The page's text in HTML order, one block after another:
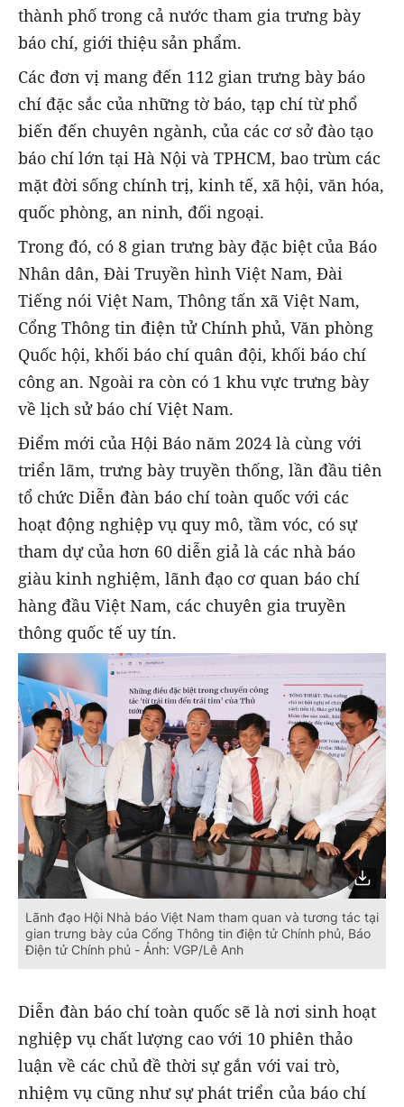
thành phố trong cả nước tham gia trưng bày
báo chí, giới thiệu sản phẩm.
Các đơn vị mang đến 112 gian trưng bày báo
chí đặc sắc của những tờ báo, tạp chí từ phổ
biến đến chuyên ngành, của các cơ sở đào tạo
báo chí lớn tại Hà Nội và TPHCM, bao trùm các
mặt đời sống chính trị, kinh tế, xã hội, văn hóa,
quốc phòng, an ninh, đối ngoại.
Trong đó, có 8 gian trưng bày đặc biệt của Báo
Nhân dân, Đài Truyền hình Việt Nam, Đài
Tiếng nói Việt Nam, Thông tấn xã Việt Nam,
Cổng Thông tin điện tử Chính phủ, Văn phòng
Quốc hội, khối báo chí quân đội, khối báo chí
công an. Ngoài ra còn có 1 khu vực trưng bày
về lịch sử báo chí Việt Nam.
Điểm mới của Hội Báo năm 2024 là cùng với
triển lãm, trưng bày truyền thống, lần đầu tiên
tổ chức Diễn đàn báo chí toàn quốc với các
hoạt động nghiệp vụ quy mô, tầm vóc, có sự
tham dự của hơn 60 diễn giả là các nhà báo
giàu kinh nghiệm, lãnh đạo cơ quan báo chí
hàng đầu Việt Nam, các chuyên gia truyền
thông quốc tế uy tín.
Lãnh đạo Hội Nhà báo Việt Nam tham quan và tương tác tại
gian trưng bày của Cổng Thông tin điện tử Chính phủ, Báo
Điện tử Chính phủ - Ảnh: VGP/Lê Anh
Diễn đàn báo chí toàn quốc sẽ là nơi sinh hoạt
nghiệp vụ chất lượng cao với 10 phiên thảo
luận về các chủ đề thời sự gắn với vai trò,
nhiệm vụ cũng như sự phát triển của báo chí